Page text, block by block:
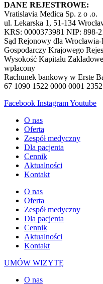
DANE REJESTROWE:
Vratislavia Medica Sp. z o .o.
ul. Lekarska 1, 51-134
KRS: 0000373981 NIP: 898-
Sąd Rejonowy dla
Gospodarczy Krajowego
Wysokość Kapitału
wpłacony
Rachunek bankowy w Erste
67 1090 1522 0000 0001
Facebook InstagramYoutube
O nas
Oferta
Zespół medyczny
Dla pacjenta
Cennik
Aktualności
Kontakt
O nas
Oferta
Zespół medyczny
Dla pacjenta
Cennik
Aktualności
Kontakt
UMÓW WIZYTĘ
O nas